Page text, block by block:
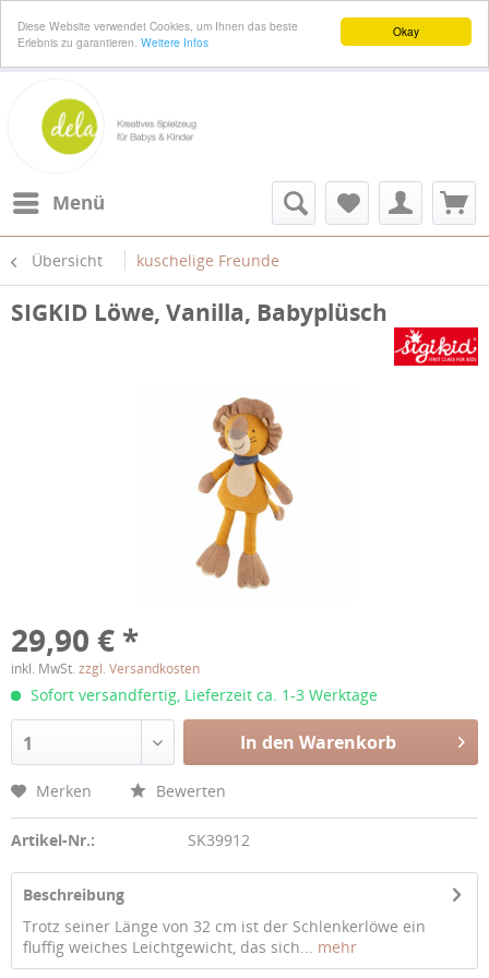
Okay
Diese Website verwendet Cookies, um Ihnen das beste
Erlebnis zu garantieren. Weitere Infos
Menü
Übersicht kuschelige Freunde
SIGKID Löwe, Vanilla, Babyplüsch
29,90 € *
inkl. MwSt. zzgl. Versandkosten
Sofort versandfertig, Lieferzeit ca. 1-3 Werktage
1 In den Warenkorb
Merken Bewerten
Artikel-Nr.: SK39912
Beschreibung
Trotz seiner Länge von 32 cm ist der Schlenkerlöwe ein
fluffig weiches Leichtgewicht, das sich... mehr